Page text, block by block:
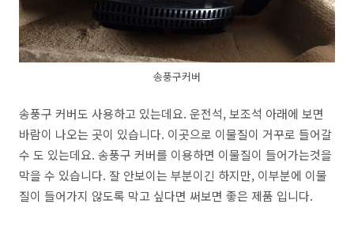
송풍구커버
송풍구 커버도 사용하고 있는데요. 운전석, 보조석 아래에 보면
바람이 나오는 곳이 있습니다. 이곳으로 이물질이 거꾸로 들어갈
수 도 있는데요. 송풍구 커버를 이용하면 이물질이 들어가는것을
막을 수 있습니다. 잘 안보이는 부분이긴 하지만, 이부분에 이물
질이 들어가지 않도록 막고 싶다면 써보면 좋은 제품 입니다.